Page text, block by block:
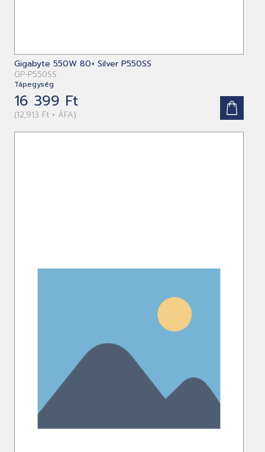
Gigabyte 550W 80+ Silver P550SS
GP-P550SS
Tápegység
16 399 Ft
(12,913 Ft + ÁFA)